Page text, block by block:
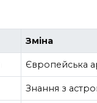
Зміна
Європейська
Знання з